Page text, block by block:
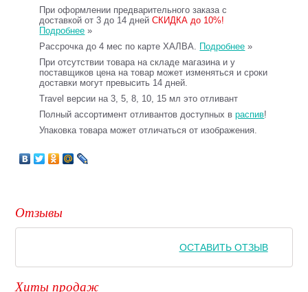
При оформлении предварительного заказа с
доставкой от 3 до 14 днейСКИДКА до 10%!
Подробнее »
Рассрочка до 4 мес по карте ХАЛВА. Подробнее »
При отсутствии товара на складе магазина и у
поставщиков цена на товар может изменяться и сроки
доставки могут превысить 14 дней.
Travel версии на 3, 5, 8, 10, 15 мл это отливант
Полный ассортимент отливантов доступных враспив!
Упаковка товара может отличаться от изображения.
Отзывы
ОСТАВИТЬ ОТЗЫВ
Хиты продаж